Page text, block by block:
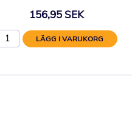
156,95 SEK
LÄGG I VARUKORG